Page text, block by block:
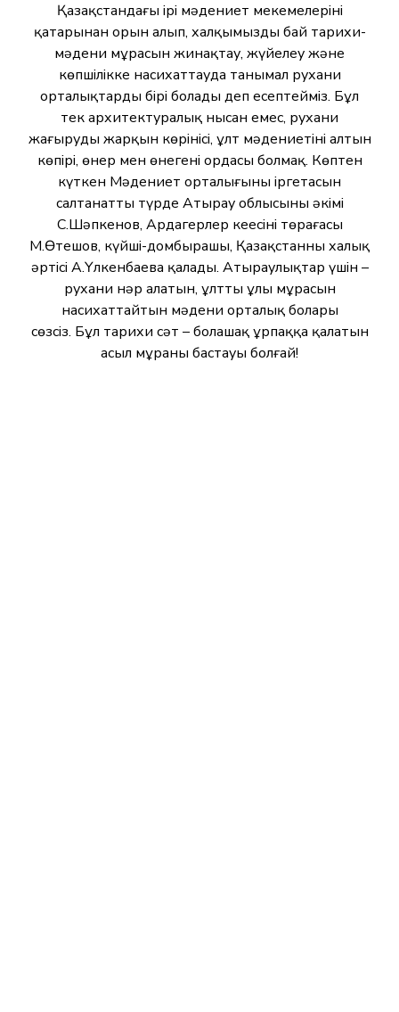
Қазақстандағы ірі мәдениет мекемелерінің
қатарынан орын алып, халқымыздың бай тарихи-
мәдени мұрасын жинақтау, жүйелеу және
көпшілікке насихаттауда танымал рухани
орталықтардың бірі болады деп есептейміз. Бұл
тек архитектуралық нысан емес, рухани
жаңғырудың жарқын көрінісі, ұлт мәдениетінің алтын
көпірі, өнер мен өнегенің ордасы болмақ. Көптен
күткен Мәдениет орталығының іргетасын
салтанатты түрде Атырау облысының әкімі
С.Шәпкенов, Ардагерлер кеңесінің төрағасы
М.Өтешов, күйші-домбырашы, Қазақстанның халық
әртісі А.Үлкенбаева қалады. Атыраулықтар үшін –
рухани нәр алатын, ұлттың ұлы мұрасын
насихаттайтын мәдени орталық болары
сөзсіз. Бұл тарихи сәт – болашақ ұрпаққа қалатын
асыл мұраның бастауы болғай!